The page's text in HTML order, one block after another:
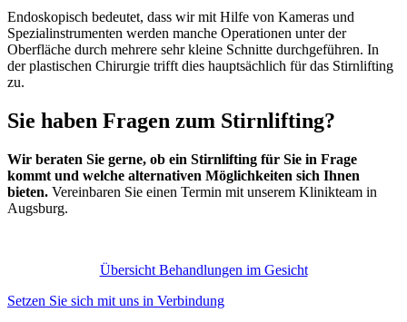
Endoskopisch bedeutet, dass wir mit Hilfe von Kameras und
Spezialinstrumenten werden manche Operationen unter der
Oberfläche durch mehrere sehr kleine Schnitte durchgeführen. In
der plastischen Chirurgie trifft dies hauptsächlich für das Stirnlifting
zu.
Sie haben Fragen zum Stirnlifting?
Wir beraten Sie gerne, ob ein Stirnlifting für Sie in Frage
kommt und welche alternativen Möglichkeiten sich Ihnen
bieten. Vereinbaren Sie einen Termin mit unserem Klinikteam in
Augsburg.
Übersicht Behandlungen im Gesicht
Setzen Sie sich mit uns in Verbindung